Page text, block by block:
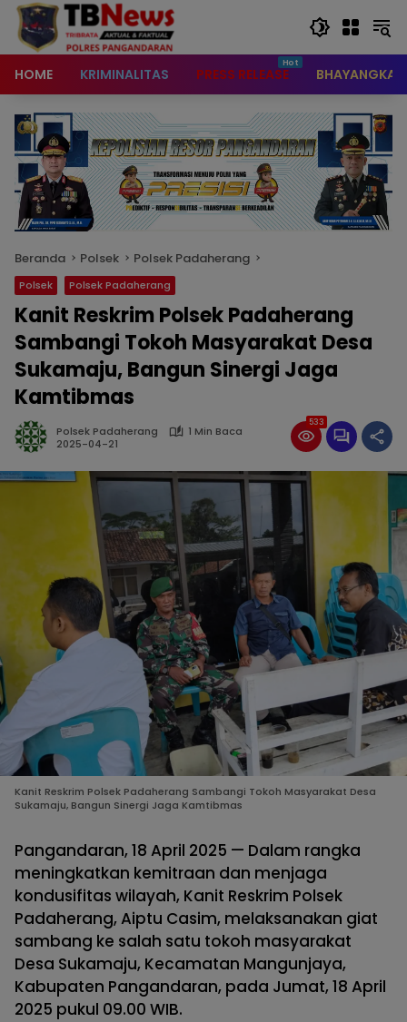
content
HOME KRIMINALITAS PRESS RELEASE BHAYANGKARI
Beranda Polsek Polsek Padaherang
Polsek Polsek Padaherang
Kanit Reskrim Polsek Padaherang
Sambangi Tokoh Masyarakat Desa
Sukamaju, Bangun Sinergi Jaga
Kamtibmas
Polsek Padaherang
1 Min Baca
2025-04-21
533
Kanit Reskrim Polsek Padaherang Sambangi Tokoh Masyarakat Desa
Sukamaju, Bangun Sinergi Jaga Kamtibmas
Pangandaran, 18 April 2025 — Dalam rangka
meningkatkan kemitraan dan menjaga
kondusifitas wilayah, Kanit Reskrim Polsek
Padaherang, Aiptu Casim, melaksanakan giat
sambang ke salah satu tokoh masyarakat
Desa Sukamaju, Kecamatan Mangunjaya,
Kabupaten Pangandaran, pada Jumat, 18 April
2025 pukul 09.00 WIB.